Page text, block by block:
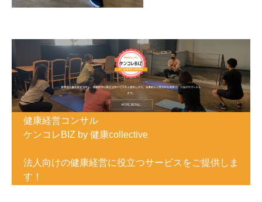
健康経営コンサル
ケンコレBIZ by 健康collective
法人向けの健康経営に役立つサービスをご提供しま
す！